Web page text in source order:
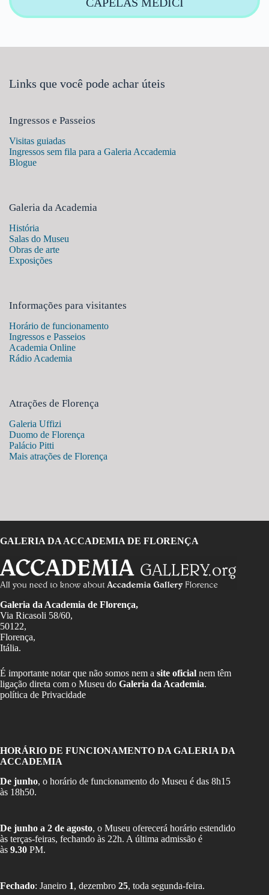
Links que você pode achar úteis
Ingressos e Passeios
Visitas guiadas
Ingressos sem fila para a Galeria Accademia
Blogue
Galeria da Academia
História
Salas do Museu
Obras de arte
Exposições
Informações para visitantes
Horário de funcionamento
Ingressos e Passeios
Academia Online
Rádio Academia
Atrações de Florença
Galeria Uffizi
Duomo de Florença
Palácio Pitti
Mais atrações de Florença
GALERIA DA ACCADEMIA DE FLORENÇA
Galeria da Academia de Florença,
Via Ricasoli 58/60,
50122,
Florença,
Itália.
É importante notar que não somos nem a site oficial nem têm
ligação direta com o Museu do Galeria da Academia.
política de Privacidade
HORÁRIO DE FUNCIONAMENTO DA GALERIA DA
ACCADEMIA
De junho, o horário de funcionamento do Museu é das 8h15
às 18h50.
De junho a 2 de agosto, o Museu oferecerá horário estendido
às terças-feiras, fechando às 22h. A última admissão é
às 9.30 PM.
Fechado: Janeiro 1, dezembro 25, toda segunda-feira.